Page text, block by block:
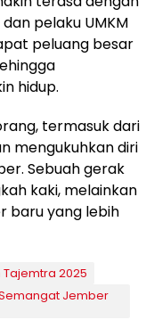
pelaku UMKM
peluang besar
hidup.
termasuk dari
mengukuhkan diri
Sebuah gerak
kaki, melainkan
baru yang lebih
Tajemtra 2025
Jember